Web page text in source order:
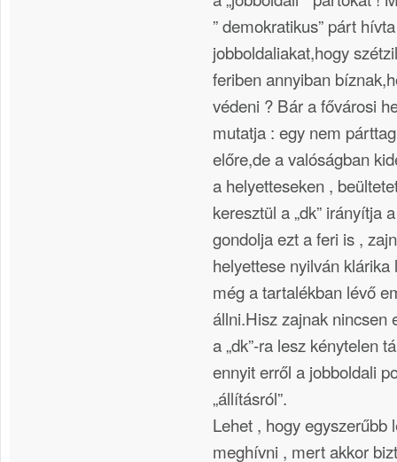
” demokratikus” párt
jobboldaliakat,hogy
feriben annyiban
védeni ? Bár a fővárosi
mutatja : egy nem
előre,de a valóságban
a helyetteseken ,
keresztül a „dk” irányítja
gondolja ezt a feri is ,
helyettese nyilván
még a tartalékban lévő
állni.Hisz zajnak nincsen
a „dk”-ra lesz kénytelen
ennyit erről a jobboldali
„állításról”.
Lehet , hogy egyszerűbb
meghívni , mert akkor